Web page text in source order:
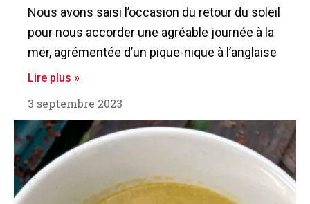
Nous avons saisi l’occasion du retour du soleil
pour nous accorder une agréable journée à la
mer, agrémentée d’un pique-nique à l’anglaise
Lire plus »
3 septembre 2023